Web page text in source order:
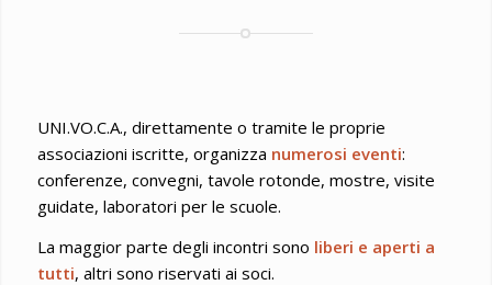
UNI.VO.C.A., direttamente o tramite le proprie
associazioni iscritte, organizza numerosi eventi:
conferenze, convegni, tavole rotonde, mostre, visite
guidate, laboratori per le scuole.
La maggior parte degli incontri sono liberi e aperti a
tutti, altri sono riservati ai soci.